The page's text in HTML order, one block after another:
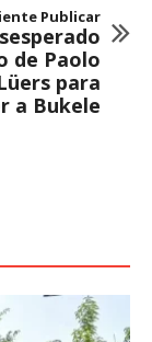
Publicar
de Paolo
para
a Bukele